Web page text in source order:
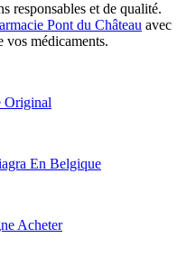
responsables et de qualité.
Pont du Château avec
vos médicaments.
Original
En Belgique
Acheter